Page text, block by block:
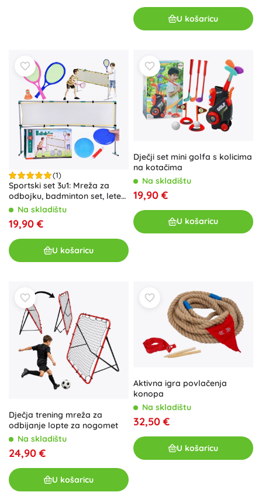
U košaricu
(1)
Sportski set 3u1: Mreža za
odbojku, badminton set, leteći
diskNa skladištu
19,90 €
U košaricu
Dječji set mini golfa s kolicima
na kotačima
Na skladištu
19,90 €
U košaricu
Dječja trening mreža za
odbijanje lopte za nogomet
Na skladištu
24,90 €
U košaricu
Aktivna igra povlačenja
konopa
Na skladištu
32,50 €
U košaricu